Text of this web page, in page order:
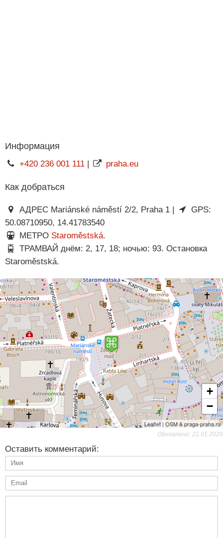
Информация
+420 236 001 111| praha.eu
Как добраться
АДРЕС Mariánské náměstí 2/2, Praha 1 |
GPS:
50.08710950, 14.41783540
МЕТРО Staroměstská.
ТРАМВАЙ днём: 2, 17, 18; ночью: 93. Остановка
Staroměstská.
+
−
Leaflet | OSM & praga-praha.ru
Обновлено: 21.01.2020
Оставить комментарий: